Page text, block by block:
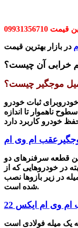
در بازار بهترین قیمت
خرابی آن چیست؟
موجگیر چیست؟
خودروبرایثبات خودرو
ناهموار تا اندازه
قطعه سرفنرهای دو
در خودروهایی که از
در زیر بازوها نصب
شده است.
وی ام ایکس 22
یک میله فولادی است